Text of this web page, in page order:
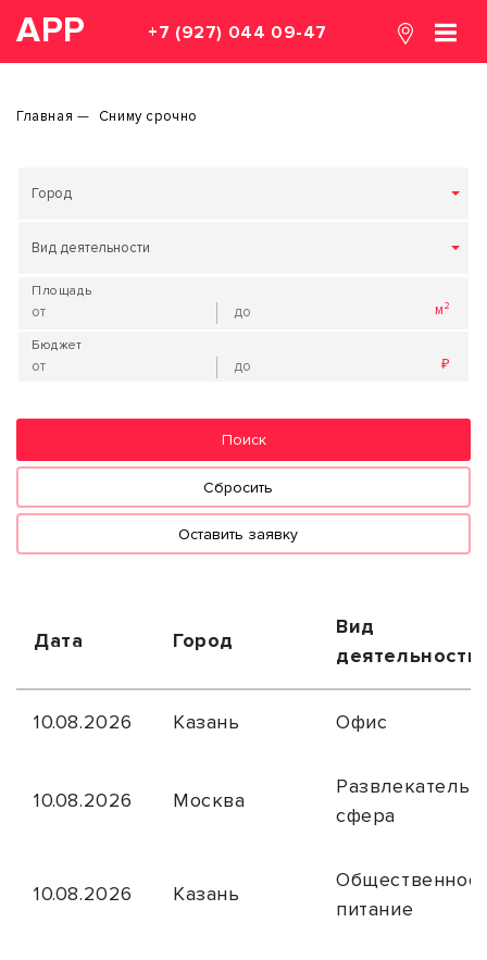
АРР +7 (927) 044 09-47
Главная Сниму срочно
Город
Вид деятельности
Площадь
Бюджет
Поиск
Сбросить
Оставить заявку
Дата Город
Вид
деятельности
10.08.2026 Казань Офис
10.08.2026 Москва
сфера
10.08.2026 Казань
Общественное
питание